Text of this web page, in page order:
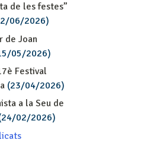
de les festes”
06/2026)
de Joan
05/2026)
Festival
(23/04/2026)
a la Seu de
02/2026)